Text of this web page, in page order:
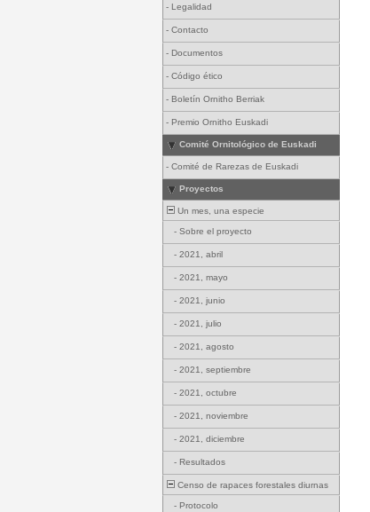
- Legalidad
- Contacto
- Documentos
- Código ético
- Boletín Ornitho Berriak
- Premio Ornitho Euskadi
Comité Ornitológico de Euskadi
- Comité de Rarezas de Euskadi
Proyectos
Un mes, una especie
- Sobre el proyecto
- 2021, abril
- 2021, mayo
- 2021, junio
- 2021, julio
- 2021, agosto
- 2021, septiembre
- 2021, octubre
- 2021, noviembre
- 2021, diciembre
- Resultados
Censo de rapaces forestales diurnas
- Protocolo